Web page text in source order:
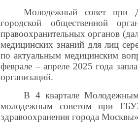
Молодежный совет при
городской общественной
правоохранительных органов
медицинских знаний для лиц
по актуальным медицинским
феврале – апреле 2025 года
организаций.
В 4 квартале Молодежным
молодежным советом при
здравоохранения города